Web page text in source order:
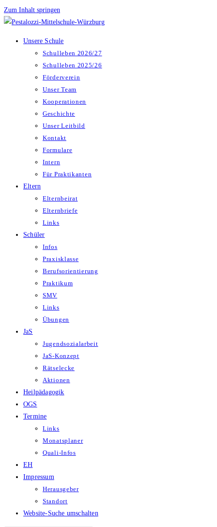
Zum Inhalt springen
Unsere Schule
Schulleben 2026/27
Schulleben 2025/26
Förderverein
Unser Team
Kooperationen
Geschichte
Unser Leitbild
Kontakt
Formulare
Intern
Für Praktikanten
Eltern
Elternbeirat
Elternbriefe
Links
Schüler
Infos
Praxisklasse
Berufsorientierung
Praktikum
SMV
Links
Übungen
JaS
Jugendsozialarbeit
JaS-Konzept
Rätselecke
Aktionen
Heilpädagogik
OGS
Termine
Links
Monatsplaner
Quali-Infos
EH
Impressum
Herausgeber
Standort
Website-Suche umschalten